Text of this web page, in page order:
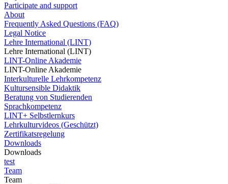
Participate and support
About
Frequently Asked Questions (FAQ)
Legal Notice
Lehre International (LINT)
Lehre International (LINT)
LINT-Online Akademie
LINT-Online Akademie
Interkulturelle Lehrkompetenz
Kultursensible Didaktik
Beratung von Studierenden
Sprachkompetenz
LINT+ Selbstlernkurs
Lehrkulturvideos (Geschützt)
Zertifikatsregelung
Downloads
Downloads
test
Team
Team